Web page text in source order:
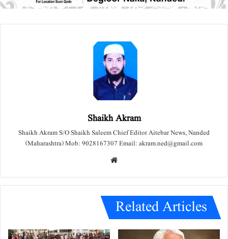
Shaikh Akram
Shaikh Akram S/O Shaikh Saleem Chief Editor Aitebar News, Nanded
(Maharashtra) Mob: 9028167307 Email: akram.ned@gmail.com
e
Related Articles